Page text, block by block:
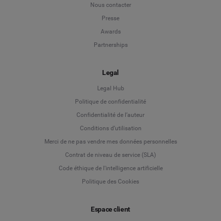
Nous contacter
Presse
Awards
Partnerships
Legal
Legal Hub
Politique de confidentialité
Confidentialité de l’auteur
Conditions d’utilisation
Merci de ne pas vendre mes données personnelles
Contrat de niveau de service (SLA)
Code éthique de l'intelligence artificielle
Politique des Cookies
Espace client
English
Español